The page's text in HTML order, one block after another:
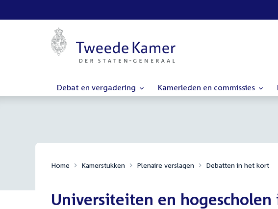
Debat en vergadering Kamerleden en commissies
Home Kamerstukken Plenaire verslagen Debatten in het kort
Universiteiten en